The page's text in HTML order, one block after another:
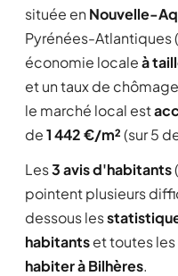
située en Nouvelle-
Pyrénées-Atlantiques
économie localeà
et un taux de
le marché local est
de1 442 €/m²(sur 5
Les3 avis d'habitants
pointent plusieurs
dessous les
habitantset toutes les
habiter à Bilhères.